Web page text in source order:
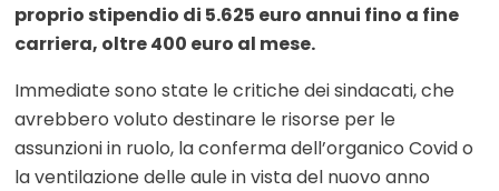
proprio stipendio di 5.625 euro annui fino a fine
carriera, oltre 400 euro al mese.
Immediate sono state le critiche dei sindacati, che
avrebbero voluto destinare le risorse per le
assunzioni in ruolo, la conferma dell’organico Covid o
la ventilazione delle aule in vista del nuovo anno